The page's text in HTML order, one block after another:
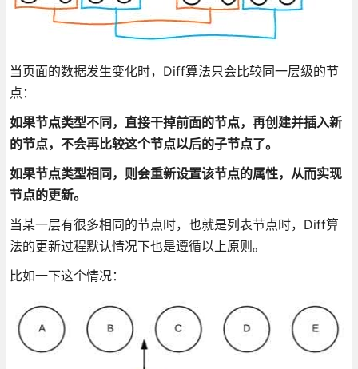
当页面的数据发生变化时，Diff算法只会比较同一层级的节
点：
如果节点类型不同，直接干掉前面的节点，再创建并插入新
的节点，不会再比较这个节点以后的子节点了。
如果节点类型相同，则会重新设置该节点的属性，从而实现
节点的更新。
当某一层有很多相同的节点时，也就是列表节点时，Diff算
法的更新过程默认情况下也是遵循以上原则。
比如一下这个情况：